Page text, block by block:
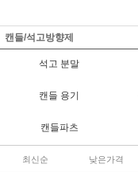
캔들/석고방향제
석고 분말
캔들 용기
캔들파츠
최신순 낮은가격